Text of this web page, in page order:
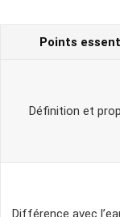
Points
Définition et
Différence avec